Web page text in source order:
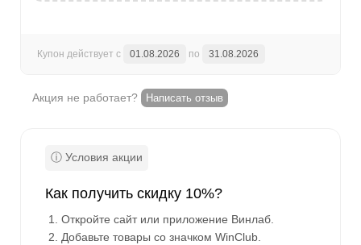
Купон действует с 01.08.2026 по 31.08.2026
Акция не работает? Написать отзыв
Как получить скидку 10%?
Откройте сайт или приложение Винлаб.
Добавьте товары со значком WinClub.